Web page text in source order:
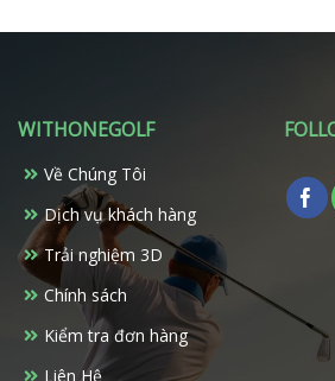
WITHONEGOLF
Về Chúng Tôi
Dịch vụ khách hàng
Trải nghiệm 3D
Chính sách
Kiểm tra đơn hàng
Liên Hệ